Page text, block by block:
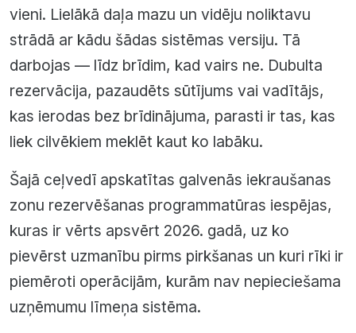
vieni. Lielākā daļa mazu un vidēju noliktavu
strādā ar kādu šādas sistēmas versiju. Tā
darbojas — līdz brīdim, kad vairs ne. Dubulta
rezervācija, pazaudēts sūtījums vai vadītājs,
kas ierodas bez brīdinājuma, parasti ir tas, kas
liek cilvēkiem meklēt kaut ko labāku.
Šajā ceļvedī apskatītas galvenās iekraušanas
zonu rezervēšanas programmatūras iespējas,
kuras ir vērts apsvērt 2026. gadā, uz ko
pievērst uzmanību pirms pirkšanas un kuri rīki ir
piemēroti operācijām, kurām nav nepieciešama
uzņēmumu līmeņa sistēma.